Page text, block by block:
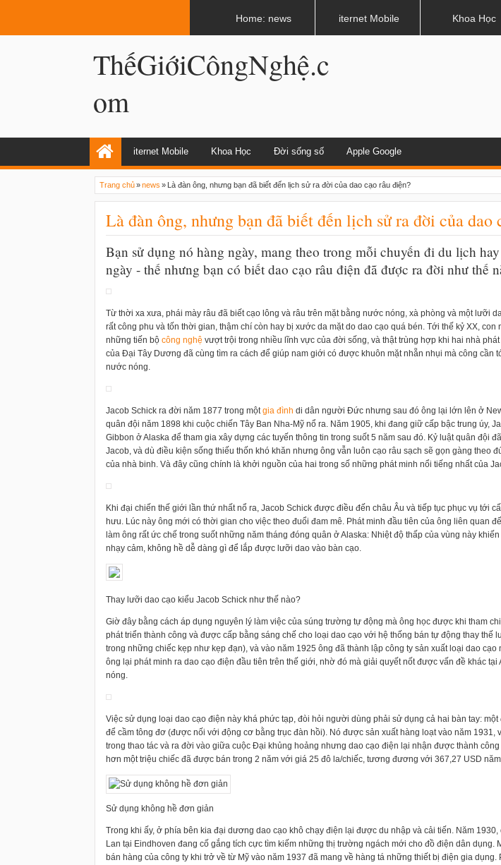
ThếGiớiCôngNghệ.c
om
iternet Mobile Khoa Học Đời sống số Apple Google
Trang chủ»news » Là đàn ông, nhưng bạn đã biết đến lịch sử ra đời của dao cạo râu điện?
Là đàn ông, nhưng bạn đã biết đến lịch sử ra đời của dao
Bạn sử dụng nó hàng ngày, mang theo trong mỗi chuyến đi du lịch
ngày - thế nhưng bạn có biết dao cạo râu điện đã được ra đời như thế
Từ thời xa xưa, phái mày râu đã biết cạo lông và râu trên mặt bằng nước nóng, xà phòng và một lưỡi
rất công phu và tốn thời gian, thậm chí còn hay bị xước da mặt do dao cạo quá bén. Tới thế kỷ XX,
những tiến bộ công nghệ vượt trội trong nhiều lĩnh vực của đời sống, và thật trùng hợp khi hai nhà
của Đại Tây Dương đã cùng tìm ra cách để giúp nam giới có được khuôn mặt nhẵn nhụi mà công cần
nước nóng.
Jacob Schick ra đời năm 1877 trong mộtgia đình di dân người Đức nhưng sau đó ông lại lớn lên ở
quân đội năm 1898 khi cuộc chiến Tây Ban Nha-Mỹ nổ ra. Năm 1905, khi đang giữ cấp bậc trung úy,
Gibbon ở Alaska để tham gia xây dựng các tuyến thông tin trong suốt 5 năm sau đó. Kỷ luật quân đội
Jacob, và dù điều kiện sống thiếu thốn khó khăn nhưng ông vẫn luôn cạo râu sạch sẽ gọn gàng theo
của nhà binh. Và đây cũng chính là khởi nguồn của hai trong số những phát minh nổi tiếng nhất của
Khi đại chiến thế giới lần thứ nhất nổ ra, Jacob Schick được điều đến châu Âu và tiếp tục phục vụ tới
hưu. Lúc này ông mới có thời gian cho việc theo đuổi đam mê. Phát minh đầu tiên của ông liên quan
làm ông rất ức chế trong suốt những năm tháng đóng quân ở Alaska: Nhiệt độ thấp của vùng này
nhạy cảm, không hề dễ dàng gì để lắp được lưỡi dao vào bàn cạo.
Thay lưỡi dao cạo kiểu Jacob Schick như thế nào?
Giờ đây bằng cách áp dụng nguyên lý làm việc của súng trường tự động mà ông học được khi tham
phát triển thành công và được cấp bằng sáng chế cho loại dao cạo với hệ thống bán tự động thay thế
trong những chiếc kẹp như kẹp đạn), và vào năm 1925 ông đã thành lập công ty sản xuất loại dao cạo
ông lại phát minh ra dao cạo điện đầu tiên trên thế giới, nhờ đó mà giải quyết nốt được vấn đề khác tại
nóng.
Việc sử dụng loại dao cạo điện này khá phức tạp, đòi hỏi người dùng phải sử dụng cả hai bàn tay:
để cầm tông đơ (được nối với động cơ bằng trục đàn hồi). Nó được sản xuất hàng loạt vào năm 1931,
trong thao tác và ra đời vào giữa cuộc Đại khủng hoảng nhưng dao cạo điện lại nhận được thành
hơn một triệu chiếc đã được bán trong 2 năm với giá 25 đô la/chiếc, tương đương với 367,27 USD
Sử dụng không hề đơn giản
Trong khi ấy, ở phía bên kia đại dương dao cạo khô chạy điện lại được du nhập và cải tiến. Năm 1930,
Lan tại Eindhoven đang cố gắng tích cực tìm kiếm những thị trường ngách mới cho đồ điện dân dụng.
bán hàng của công ty khi trở về từ Mỹ vào năm 1937 đã mang về hàng tá những thiết bị điện gia dụng.
Home: news iternet Mobile Khoa Học